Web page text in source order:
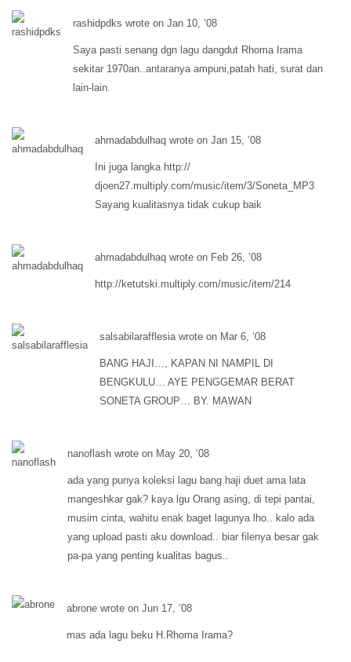
rashidpdks wrote on Jan 10, ’08
Saya pasti senang dgn lagu dangdut Rhoma Irama
sekitar 1970an..antaranya ampuni,patah hati, surat dan
lain-lain.
ahmadabdulhaq wrote on Jan 15, ’08
Ini juga langka http://
djoen27.multiply.com/music/item/3/Soneta_MP3
Sayang kualitasnya tidak cukup baik
ahmadabdulhaq wrote on Feb 26, ’08
http://ketutski.multiply.com/music/item/214
salsabilarafflesia wrote on Mar 6, ’08
BANG HAJI…, KAPAN NI NAMPIL DI
BENGKULU… AYE PENGGEMAR BERAT
SONETA GROUP… BY. MAWAN
nanoflash wrote on May 20, ’08
ada yang punya koleksi lagu bang haji duet ama lata
mangeshkar gak? kaya lgu Orang asing, di tepi pantai,
musim cinta, wahitu enak baget lagunya lho.. kalo ada
yang upload pasti aku download.. biar filenya besar gak
pa-pa yang penting kualitas bagus..
abrone wrote on Jun 17, ’08
mas ada lagu beku H.Rhoma Irama?